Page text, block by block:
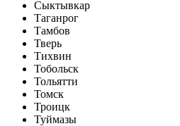
Сыктывкар
Таганрог
Тамбов
Тверь
Тихвин
Тобольск
Тольятти
Томск
Троицк
Туймазы